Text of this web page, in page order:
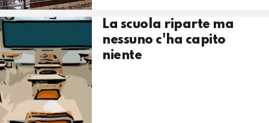
La scuola riparte ma
nessuno c'ha capito
niente